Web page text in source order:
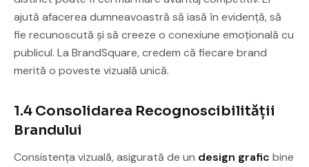
ajută afacerea dumneavoastră să iasă în evidență, să
fie recunoscută și să creeze o conexiune emoțională cu
publicul. La BrandSquare, credem că fiecare brand
merită o poveste vizuală unică.
1.4 Consolidarea Recognoscibilității
Brandului
Consistența vizuală, asigurată de un design grafic bine